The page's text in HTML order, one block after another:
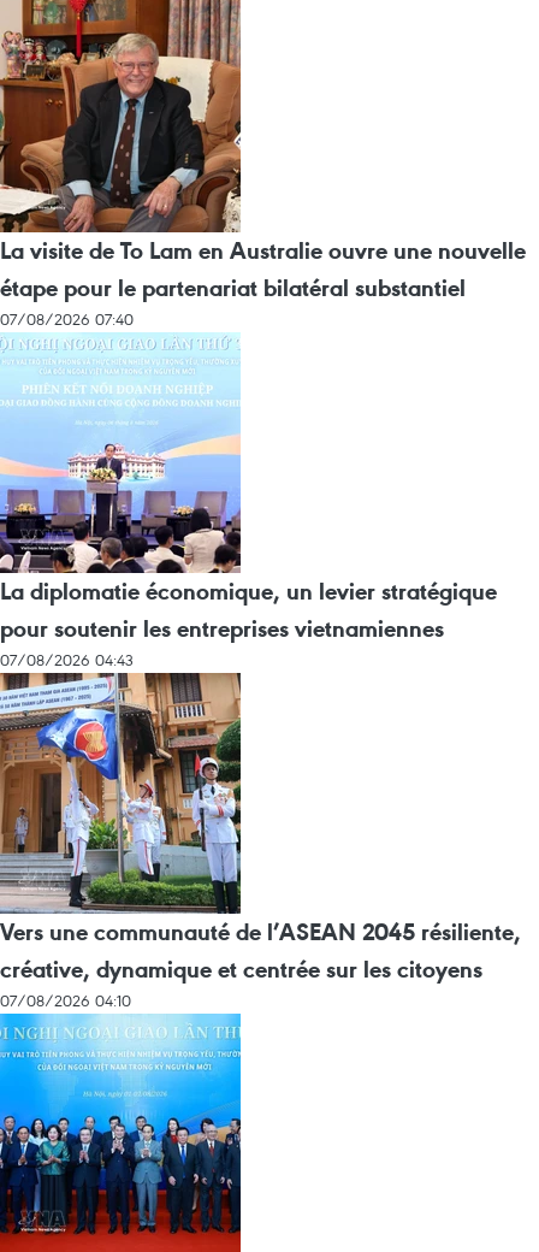
La visite de To Lam en Australie ouvre une nouvelle
étape pour le partenariat bilatéral substantiel
07/08/2026 07:40
La diplomatie économique, un levier stratégique
pour soutenir les entreprises vietnamiennes
07/08/2026 04:43
Vers une communauté de l’ASEAN 2045 résiliente,
créative, dynamique et centrée sur les citoyens
07/08/2026 04:10